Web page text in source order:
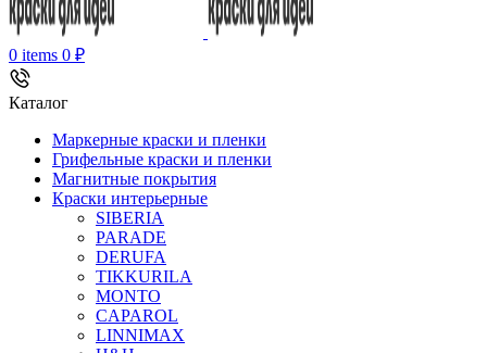
0 items 0 ₽
Каталог
Маркерные краски и пленки
Грифельные краски и пленки
Магнитные покрытия
Краски интерьерные
SIBERIA
PARADE
DERUFA
TIKKURILA
MONTO
CAPAROL
LINNIMAX